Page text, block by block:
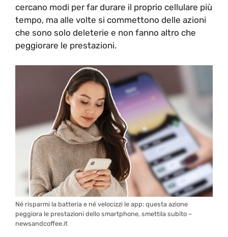
cercano modi per far durare il proprio cellulare più
tempo, ma alle volte si commettono delle azioni
che sono solo deleterie e non fanno altro che
peggiorare le prestazioni.
Né risparmi la batteria e né velocizzi le app: questa azione
peggiora le prestazioni dello smartphone, smettila subito –
newsandcoffee.it